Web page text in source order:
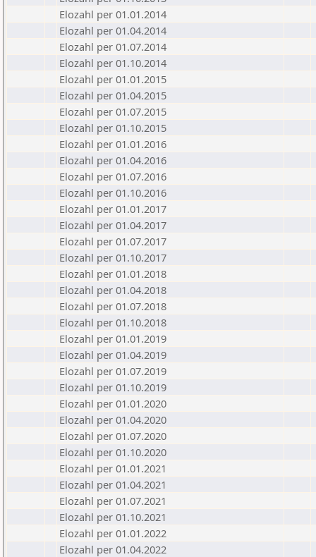
Elozahl per 01.01.2014
Elozahl per 01.04.2014
Elozahl per 01.07.2014
Elozahl per 01.10.2014
Elozahl per 01.01.2015
Elozahl per 01.04.2015
Elozahl per 01.07.2015
Elozahl per 01.10.2015
Elozahl per 01.01.2016
Elozahl per 01.04.2016
Elozahl per 01.07.2016
Elozahl per 01.10.2016
Elozahl per 01.01.2017
Elozahl per 01.04.2017
Elozahl per 01.07.2017
Elozahl per 01.10.2017
Elozahl per 01.01.2018
Elozahl per 01.04.2018
Elozahl per 01.07.2018
Elozahl per 01.10.2018
Elozahl per 01.01.2019
Elozahl per 01.04.2019
Elozahl per 01.07.2019
Elozahl per 01.10.2019
Elozahl per 01.01.2020
Elozahl per 01.04.2020
Elozahl per 01.07.2020
Elozahl per 01.10.2020
Elozahl per 01.01.2021
Elozahl per 01.04.2021
Elozahl per 01.07.2021
Elozahl per 01.10.2021
Elozahl per 01.01.2022
Elozahl per 01.04.2022